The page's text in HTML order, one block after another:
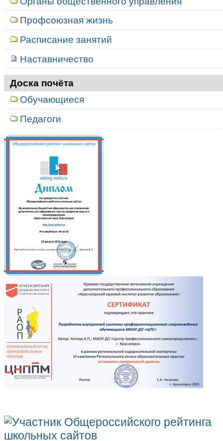
Профсоюзная жизнь
Расписание занятий
Наставничество
Доска почёта
Обучающиеся
Педагоги